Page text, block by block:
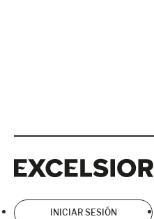
INICIAR SESIÓN